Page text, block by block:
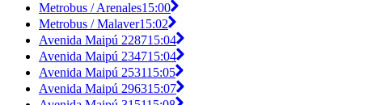
Metrobus / Arenales15:00
Metrobus / Malaver15:02
Avenida Maipú 228715:04
Avenida Maipú 234715:04
Avenida Maipú 253115:05
Avenida Maipú 296315:07